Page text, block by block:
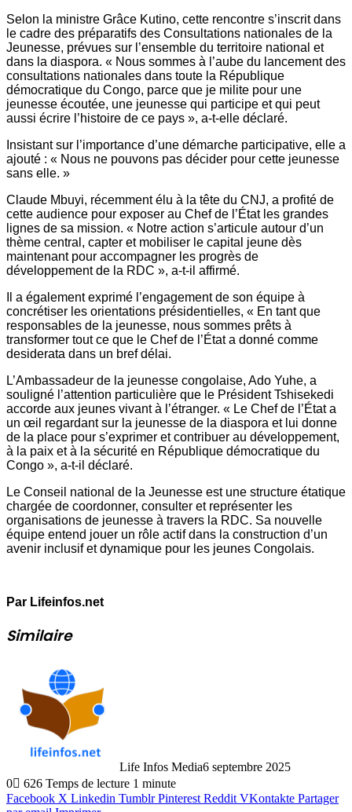
Selon la ministre Grâce Kutino, cette rencontre s’inscrit dans
le cadre des préparatifs des Consultations nationales de la
Jeunesse, prévues sur l’ensemble du territoire national et
dans la diaspora. « Nous sommes à l’aube du lancement des
consultations nationales dans toute la République
démocratique du Congo, parce que je milite pour une
jeunesse écoutée, une jeunesse qui participe et qui peut
aussi écrire l’histoire de ce pays », a-t-elle déclaré.
Insistant sur l’importance d’une démarche participative, elle a
ajouté : « Nous ne pouvons pas décider pour cette jeunesse
sans elle. »
Claude Mbuyi, récemment élu à la tête du CNJ, a profité de
cette audience pour exposer au Chef de l’État les grandes
lignes de sa mission. « Notre action s’articule autour d’un
thème central, capter et mobiliser le capital jeune dès
maintenant pour accompagner les progrès de
développement de la RDC », a-t-il affirmé.
Il a également exprimé l’engagement de son équipe à
concrétiser les orientations présidentielles, « En tant que
responsables de la jeunesse, nous sommes prêts à
transformer tout ce que le Chef de l’État a donné comme
desiderata dans un bref délai.
L’Ambassadeur de la jeunesse congolaise, Ado Yuhe, a
souligné l’attention particulière que le Président Tshisekedi
accorde aux jeunes vivant à l’étranger. « Le Chef de l’État a
un œil regardant sur la jeunesse de la diaspora et lui donne
de la place pour s’exprimer et contribuer au développement,
à la paix et à la sécurité en République démocratique du
Congo », a-t-il déclaré.
Le Conseil national de la Jeunesse est une structure étatique
chargée de coordonner, consulter et représenter les
organisations de jeunesse à travers la RDC. Sa nouvelle
équipe entend jouer un rôle actif dans la construction d’un
avenir inclusif et dynamique pour les jeunes Congolais.
Par Lifeinfos.net
Similaire
Life Infos Media6 septembre 2025
0
626 Temps de lecture 1 minute
Facebook X Linkedin Tumblr Pinterest Reddit VKontakte Partager